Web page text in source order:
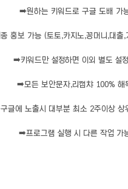
➡️원하는 키워드로 구글 도배 가
홍보 가능 (토토,카지노,꽁머니,대출,
➡️키워드만 설정하면 이외 별도 설
➡️모든 보안문자,리캡챠 100% 해
구글에 노출시 대부분 최소 2주이상 상
➡️프로그램 실행 시 다른 작업 가